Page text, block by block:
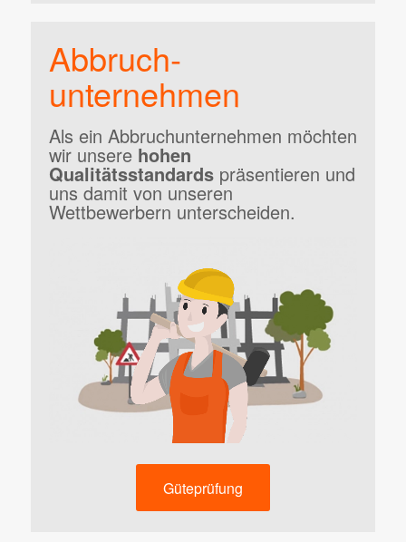
Abbruch­
unternehmen
Als ein Abbruchunternehmen möchten
wir unsere hohen
Qualitätsstandardspräsentieren und
uns damit von unseren
Wettbewerbern unterscheiden.
Güteprüfung